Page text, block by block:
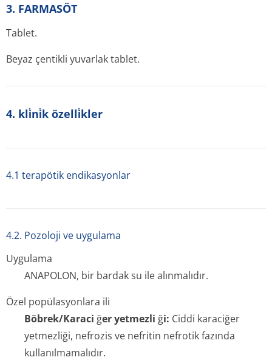
3. FARMASÖT
Tablet.
Beyaz çentikli yuvarlak tablet.
4. kli̇ni̇k özelli̇kler
4.1 terapötik endikasyonlar
4.2. Pozoloji ve uygulama
Uygulama
ANAPOLON, bir bardak su ile alınmalıdır.
Özel popülasyonlara ili
Böbrek/Karaci ğer yetmezli ği: Ciddi karaciğer
yetmezliği, nefrozis ve nefritin nefrotik fazında
kullanılmamalıdır.